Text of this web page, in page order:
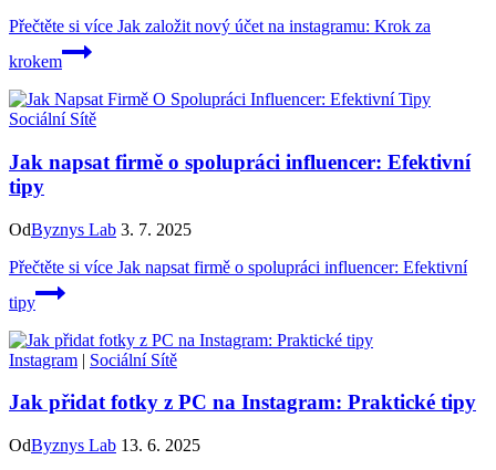
Přečtěte si více Jak založit nový účet na instagramu: Krok za
krokem
Sociální Sítě
Jak napsat firmě o spolupráci influencer: Efektivní
tipy
OdByznys Lab 3. 7. 2025
Přečtěte si více Jak napsat firmě o spolupráci influencer: Efektivní
tipy
Instagram | Sociální Sítě
Jak přidat fotky z PC na Instagram: Praktické tipy
OdByznys Lab 13. 6. 2025